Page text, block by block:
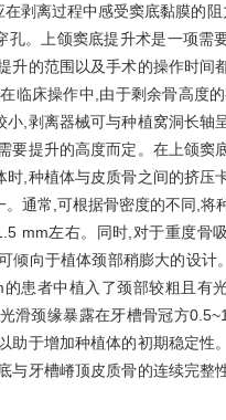
在剥离过程中感受窦底黏膜的阻
孔。上颌窦底提升术是一项需
升的范围以及手术的操作时间
临床操作中,由于剩余骨高度
小,剥离器械可与种植窝洞长轴
要提升的高度而定。在上颌窦
时,种植体与皮质骨之间的挤压
。通常,可根据骨密度的不同,将
mm左右。同时,对于重度骨
倾向于植体颈部稍膨大的设计
患者中植入了颈部较粗且有
滑颈缘暴露在牙槽骨冠方
助于增加种植体的初期稳定性
与牙槽嵴顶皮质骨的连续完整